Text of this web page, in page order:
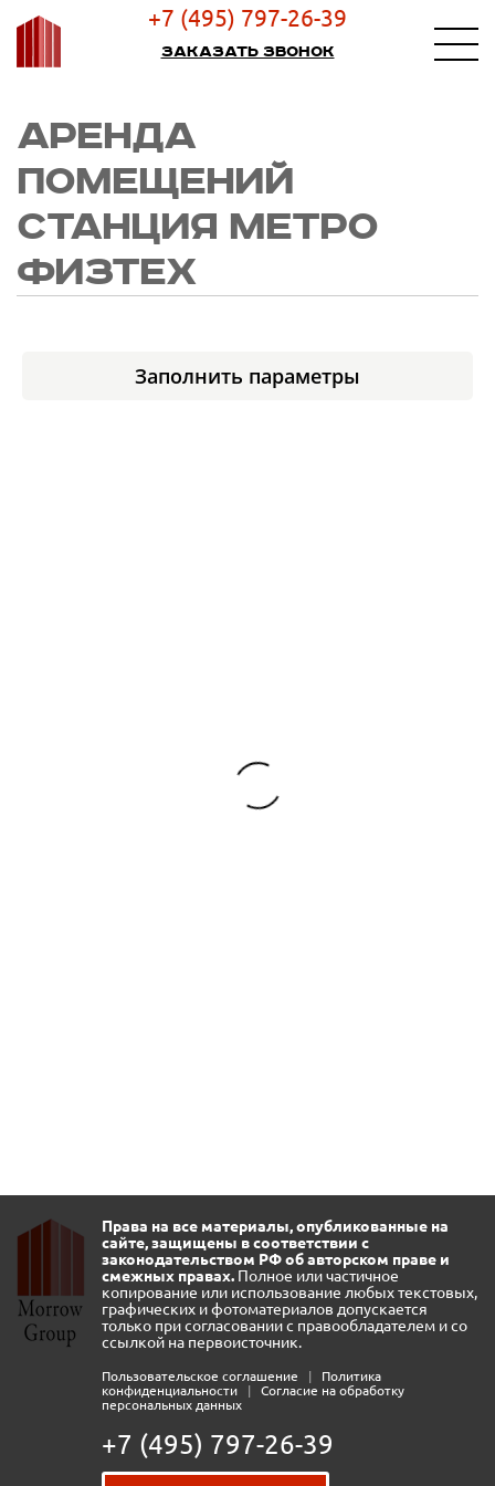
+7 (495) 797-26-39
Заказать звонок
АРЕНДА
ПОМЕЩЕНИЙ
СТАНЦИЯ МЕТРО
ФИЗТЕХ
Заполнить параметры
Права на все материалы, опубликованные на
сайте, защищены в соответствии с
законодательством РФ об авторском праве и
смежных правах. Полное или частичное
копирование или использование любых текстовых,
графических и фотоматериалов допускается
только при согласовании с правообладателем и со
ссылкой на первоисточник.
Пользовательское соглашение |
Политика
конфиденциальности
|
Согласие на обработку
персональных данных
+7 (495) 797-26-39